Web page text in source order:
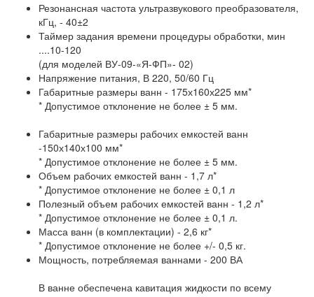
Резонансная частота ультразвукового преобразователя,
кГц, - 40±2
Таймер задания времени процедуры обработки, мин
....10-120
(для моделей ВУ-09-«Я-ФП»- 02)
Напряжение питания, В 220, 50/60 Гц
Габаритные размеры ванн - 175х160х225 мм*
* Допустимое отклонение не более ± 5 мм.
Габаритные размеры рабочих емкостей ванн
-150х140х100 мм*
* Допустимое отклонение не более ± 5 мм.
Объем рабочих емкостей ванн - 1,7 л*
* Допустимое отклонение не более ± 0,1 л
Полезный объем рабочих емкостей ванн - 1,2 л*
* Допустимое отклонение не более ± 0,1 л.
Масса ванн (в комплектации) - 2,6 кг*
* Допустимое отклонение не более +/- 0,5 кг.
Мощность, потребляемая ваннами - 200 ВА
В ванне обеспечена кавитация жидкости по всему